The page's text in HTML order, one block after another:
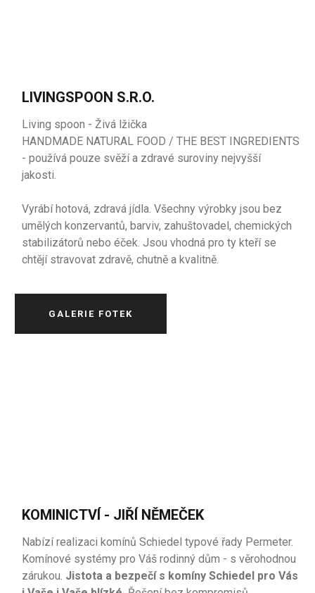
LIVINGSPOON S.R.O.
Living spoon - Živá lžička
HANDMADE NATURAL FOOD / THE BEST INGREDIENTS
- používá pouze svěží a zdravé suroviny nejvyšší
jakosti.
Vyrábí hotová, zdravá jídla. Všechny výrobky jsou bez
umělých konzervantů, barviv, zahuštovadel, chemických
stabilizátorů nebo éček. Jsou vhodná pro ty kteří se
chtějí stravovat zdravě, chutně a kvalitně.
GALERIE FOTEK
KOMINICTVÍ - JIŘÍ NĚMEČEK
Nabízí realizaci komínů Schiedel typové řady Permeter.
Komínové systémy pro Váš rodinný dům - s věrohodnou
zárukou. Jistota a bezpečí s komíny Schiedel pro Vás